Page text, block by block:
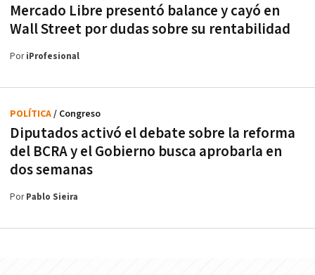
Mercado Libre presentó balance y cayó en
Wall Street por dudas sobre su rentabilidad
PoriProfesional
Diputados activó el debate sobre la reforma
del BCRA y el Gobierno busca aprobarla en
dos semanas
POLÍTICA/ Congreso
PorPablo Sieira